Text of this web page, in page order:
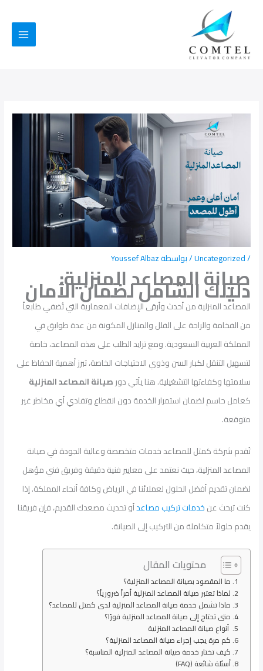
/
Uncategorized/ بواسطةYoussef Albaz
صيانة المصاعد المنزلية:
دليلك الشامل لضمان الأمان
المصاعد المنزلية من أحدث وأرقى الإضافات المعمارية التي تُضفي طابعاً
من الفخامة والراحة على الفلل والمنازل المكونة من عدة طوابق في
المملكة العربية السعودية. ومع تزايد الطلب على هذه المصاعد، خاصة
لتسهيل التنقل لكبار السن وذوي الاحتياجات الخاصة، تبرز أهمية الحفاظ على
سلامتها وكفاءتها التشغيلية. هنا يأتي دورصيانة المصاعد المنزلية
كعامل حاسم لضمان استمرار الخدمة دون انقطاع وتفادي أي مخاطر غير
متوقعة.
تُقدم شركة كمتل للمصاعد خدمات متخصصة وعالية الجودة في صيانة
المصاعد المنزلية، حيث نعتمد على معايير فنية دقيقة وفريق فني مؤهل
لضمان تقديم أفضل الحلول لعملائنا في الرياض وكافة أنحاء المملكة. إذا
كنت تبحث عنخدمات تركيب مصاعدأو تحديث مصعدك القديم، فإن فريقنا
يقدم حلولاً متكاملة من التركيب إلى الصيانة.
محتويات المقال
ما المقصود بصيانة المصاعد المنزلية؟
لماذا تعتبر صيانة المصاعد المنزلية أمراً ضرورياً؟
ماذا تشمل خدمة صيانة المصاعد المنزلية لدى كمتل للمصاعد؟
متى تحتاج إلى صيانة المصاعد المنزلية فورًا؟
أنواع صيانة المصاعد المنزلية
كم مرة يجب إجراء صيانة المصاعد المنزلية؟
كيف تختار خدمة صيانة المصاعد المنزلية المناسبة؟
أسئلة شائعة (FAQ)